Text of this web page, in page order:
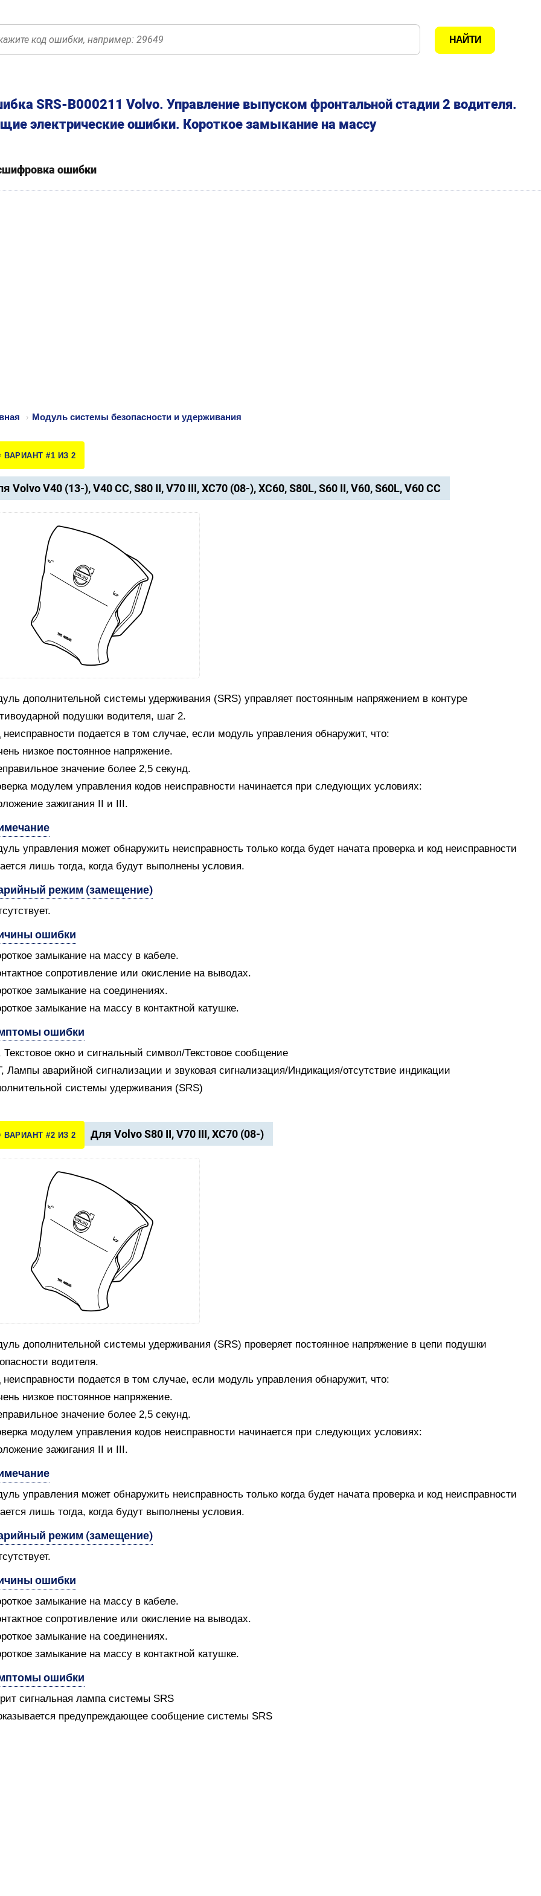
SRS-B000211 Volvo. Управление выпуском фронтальной стадии 2 водителя.
электрические ошибки. Короткое замыкание на массу
ошибки
› Модуль системы безопасности и удерживания
ВАРИАНТ #1 ИЗ 2
Volvo V40 (13-), V40 CC, S80 II, V70 III, XC70 (08-), XC60, S80L, S60 II, V60, S60L, V60 CC
дополнительной системы удерживания (SRS) управляет постоянным напряжением в контуре
подушки водителя, шаг 2.
неисправности подается в том случае, если модуль управления обнаружит, что:
низкое постоянное напряжение.
значение более 2,5 секунд.
модулем управления кодов неисправности начинается при следующих условиях:
зажигания II и III.
управления может обнаружить неисправность только когда будет начата проверка и код неисправности
лишь тогда, когда будут выполнены условия.
режим (замещение)
ошибки
замыкание на массу в кабеле.
сопротивление или окисление на выводах.
замыкание на соединениях.
замыкание на массу в контактной катушке.
ошибки
Текстовое окно и сигнальный символ/Текстовое сообщение
Лампы аварийной сигнализации и звуковая сигнализация/Индикация/отсутствие индикации
системы удерживания (SRS)
ВАРИАНТ #2 ИЗ 2 Для Volvo S80 II, V70 III, XC70 (08-)
дополнительной системы удерживания (SRS) проверяет постоянное напряжение в цепи подушки
водителя.
неисправности подается в том случае, если модуль управления обнаружит, что:
низкое постоянное напряжение.
значение более 2,5 секунд.
модулем управления кодов неисправности начинается при следующих условиях:
зажигания II и III.
управления может обнаружить неисправность только когда будет начата проверка и код неисправности
лишь тогда, когда будут выполнены условия.
режим (замещение)
ошибки
замыкание на массу в кабеле.
сопротивление или окисление на выводах.
замыкание на соединениях.
замыкание на массу в контактной катушке.
ошибки
сигнальная лампа системы SRS
предупреждающее сообщение системы SRS